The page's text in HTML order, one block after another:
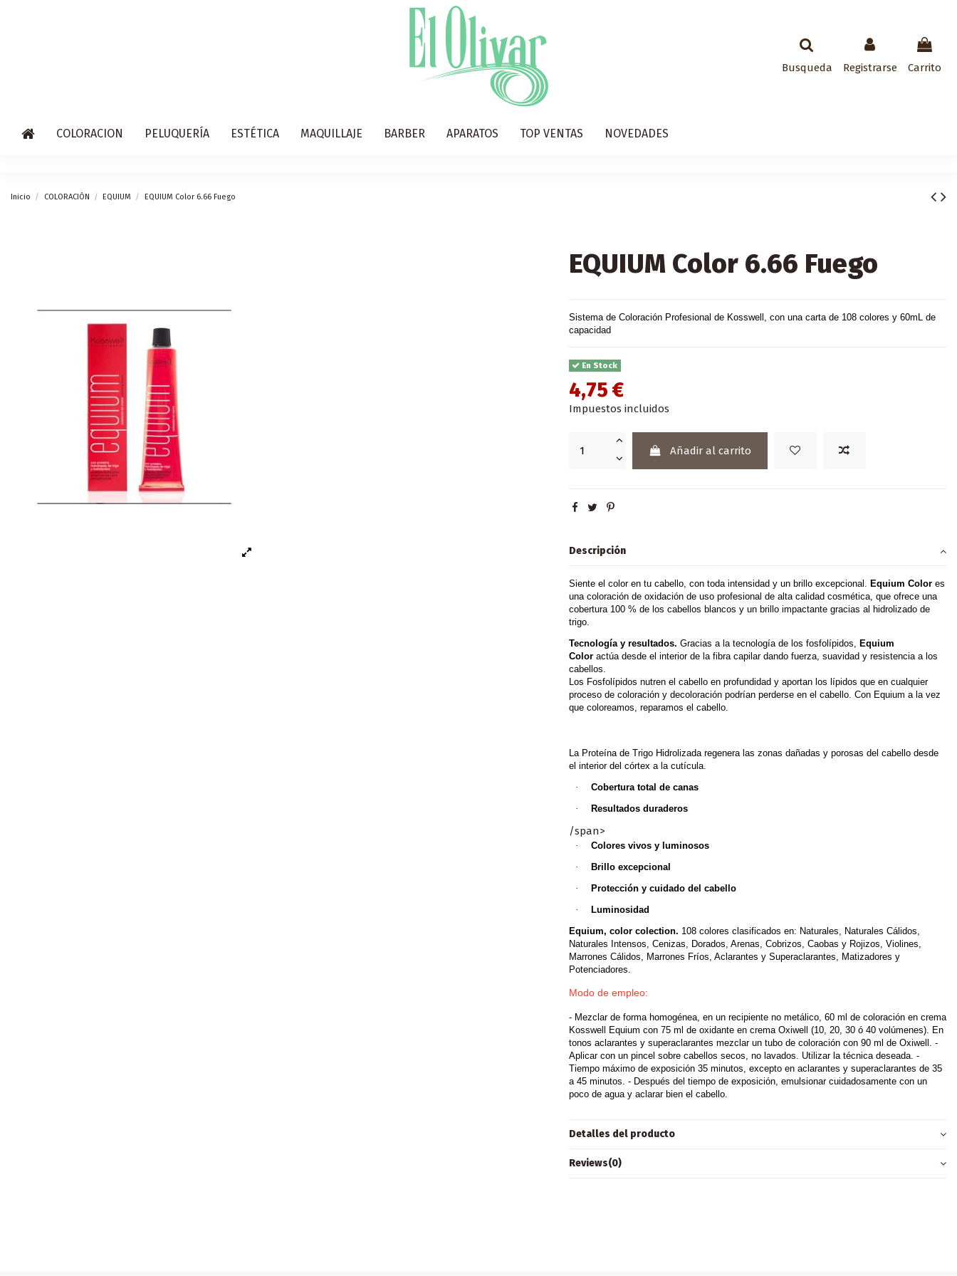
Busqueda Registrarse Carrito
COLORACION PELUQUERÍA ESTÉTICA MAQUILLAJE BARBER APARATOS TOP VENTAS NOVEDADES
Inicio COLORACIÓN EQUIUM EQUIUM Color 6.66 Fuego
EQUIUM Color 6.66 Fuego
Sistema de Coloración Profesional de Kosswell, con una carta de 108 colores y 60mL de
capacidad
En Stock
4,75 €
Impuestos incluidos
Añadir al carrito
Descripción
Siente el color en tu cabello, con toda intensidad y un brillo excepcional. Equium Color es
una coloración de oxidación de uso profesional de alta calidad cosmética, que ofrece una
cobertura 100 % de los cabellos blancos y un brillo impactante gracias al hidrolizado de
trigo.
Tecnología y resultados. Gracias a la tecnología de los fosfolípidos, Equium
Coloractúa desde el interior de la fibra capilar dando fuerza, suavidad y resistencia a los
cabellos.
Los Fosfolípidos nutren el cabello en profundidad y aportan los lípidos que en cualquier
proceso de coloración y decoloración podrían perderse en el cabello. Con Equium a la vez
que coloreamos, reparamos el cabello.
La Proteína de Trigo Hidrolizada regenera las zonas dañadas y porosas del cabello desde
el interior del córtex a la cutícula.
·
Cobertura total de canas
·
Resultados duraderos
/span>
·
Colores vivos y luminosos
·
Brillo excepcional
·
Protección y cuidado del cabello
·
Luminosidad
Equium, color colection. 108 colores clasificados en: Naturales, Naturales Cálidos,
Naturales Intensos, Cenizas, Dorados, Arenas, Cobrizos, Caobas y Rojizos, Violines,
Marrones Cálidos, Marrones Fríos, Aclarantes y Superaclarantes, Matizadores y
Potenciadores.
Modo de empleo:
- Mezclar de forma homogénea, en un recipiente no metálico, 60 ml de coloración en crema
Kosswell Equium con 75 ml de oxidante en crema Oxiwell (10, 20, 30 ó 40 volúmenes). En
tonos aclarantes y superaclarantes mezclar un tubo de coloración con 90 ml de Oxiwell. -
Aplicar con un pincel sobre cabellos secos, no lavados. Utilizar la técnica deseada. -
Tiempo máximo de exposición 35 minutos, excepto en aclarantes y superaclarantes de 35
a 45 minutos. - Después del tiempo de exposición, emulsionar cuidadosamente con un
poco de agua y aclarar bien el cabello.
Detalles del producto
Reviews(0)